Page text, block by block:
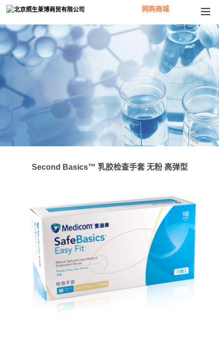
网购商城
Second Basics™ 乳胶检查手套 无粉 高弹型